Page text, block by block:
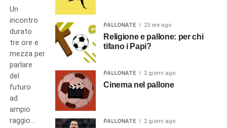
Un
incontro
durato
tre ore e
mezza per
parlare
del
futuro
ad
ampio
raggio…
PALLONATE 23 ore ago
Religione e pallone: per chi
tifano i Papi?
PALLONATE 2 giorni ago
Cinema nel pallone
PALLONATE 2 giorni ago